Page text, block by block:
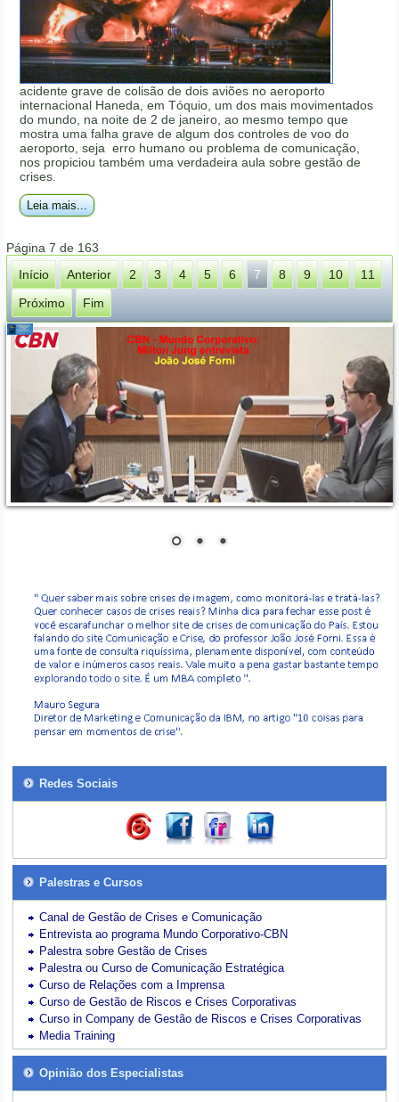
acidente grave de colisão de dois aviões no aeroporto
internacional Haneda, em Tóquio, um dos mais movimentados
do mundo, na noite de 2 de janeiro, ao mesmo tempo que
mostra uma falha grave de algum dos controles de voo do
aeroporto, seja erro humano ou problema de comunicação,
nos propiciou também uma verdadeira aula sobre gestão de
crises.
Leia mais...
Página 7 de 163
Início
Anterior 2 3 4 5 6 7 8 9 10
11
Próximo
Fim
Redes Sociais
Palestras e Cursos
Canal de Gestão de Crises e Comunicação
Entrevista ao programa Mundo Corporativo-CBN
Palestra sobre Gestão de Crises
Palestra ou Curso de Comunicação Estratégica
Curso de Relações com a Imprensa
Curso de Gestão de Riscos e Crises Corporativas
Curso in Company de Gestão de Riscos e Crises Corporativas
Media Training
Opinião dos Especialistas